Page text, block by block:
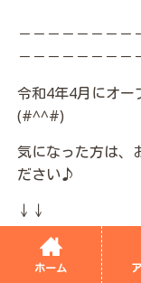
－－－－－－－－
－－－－－－－－
令和4年4月にオー
(#^^#)
気になった方は、
ださい♪
↓↓
お問い合わせ |
tsukagoshi.co
ホーム